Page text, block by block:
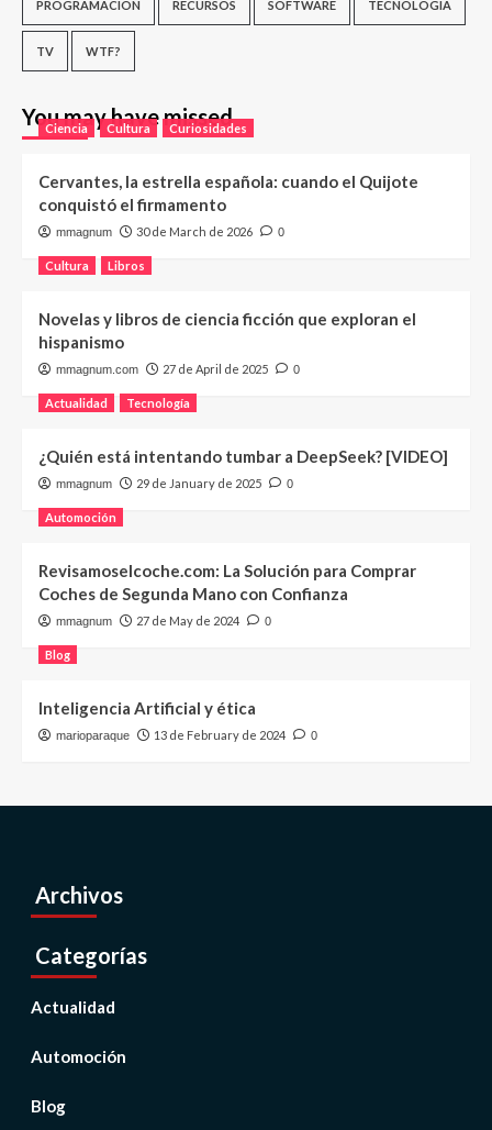
PROGRAMACIÓN RECURSOS SOFTWARE TECNOLOGÍA
TV WTF?
You may have missed
Ciencia Cultura Curiosidades
Cervantes, la estrella española: cuando el Quijote
conquistó el firmamento
mmagnum 30 de March de 2026 0
Cultura Libros
Novelas y libros de ciencia ficción que exploran el
hispanismo
mmagnum.com 27 de April de 2025 0
Actualidad Tecnología
¿Quién está intentando tumbar a DeepSeek? [VIDEO]
mmagnum 29 de January de 2025 0
Automoción
Revisamoselcoche.com: La Solución para Comprar
Coches de Segunda Mano con Confianza
mmagnum 27 de May de 2024 0
Blog
Inteligencia Artificial y ética
marioparaque 13 de February de 2024 0
Archivos
Categorías
Actualidad
Automoción
Blog